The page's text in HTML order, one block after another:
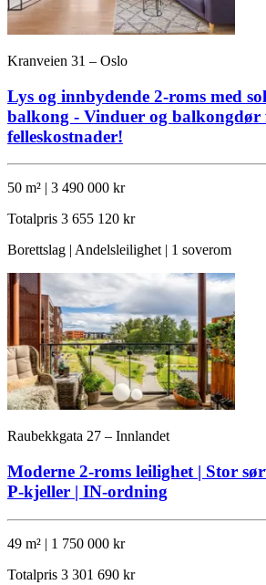
Kranveien 31 – Oslo
Lys og innbydende 2-roms med
balkong - Vinduer og balkongdør
felleskostnader!
50 m² | 3 490 000 kr
Totalpris 3 655 120 kr
Borettslag | Andelsleilighet | 1 soverom
Raubekkgata 27 – Innlandet
Moderne 2-roms leilighet | Stor
P-kjeller | IN-ordning
49 m² | 1 750 000 kr
Totalpris 3 301 690 kr